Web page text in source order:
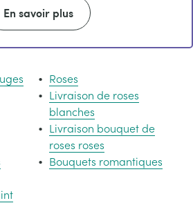
En savoir plus
Roses
Livraison de roses
blanches
Livraison bouquet de
roses roses
Bouquets romantiques